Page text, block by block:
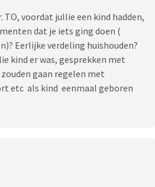
TO, voordat jullie een kind hadden,
dat je iets ging doen (
Eerlijke verdeling huishouden?
kind er was, gesprekken met
gaan regelen met
etc als kind eenmaal geboren